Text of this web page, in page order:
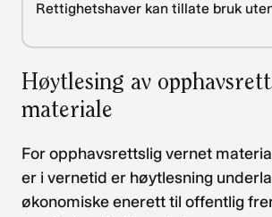
Rettighetshaver kan tillate bruk
Høytlesing av
materiale
For opphavsrettslig vernet
er i vernetid er høytlesning
økonomiske enerett til offentlig